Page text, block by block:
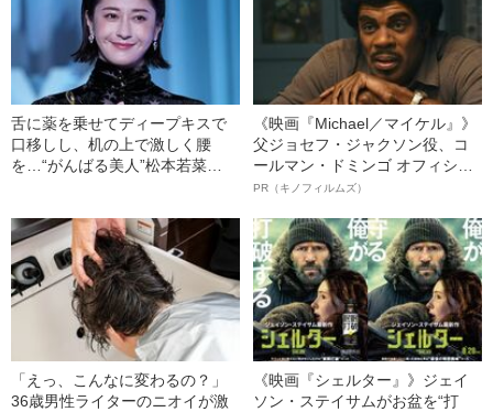
舌に薬を乗せてディープキスで
口移しし、机の上で激しく腰
を…“がんばる美人”松本若菜
《映画『Michael／マイケル』》
父ジョセフ・ジャクソン役、コ
ールマン・ドミンゴ オフィシャ
ルインタビュー“観客を魅了した
語る”《日本興収70億円突破》
PR（キノフィルムズ）
「えっ、こんなに変わるの？」
36歳男性ライターのニオイが激
《映画『シェルター』》ジェイ
ソン・ステイサムがお盆を“打